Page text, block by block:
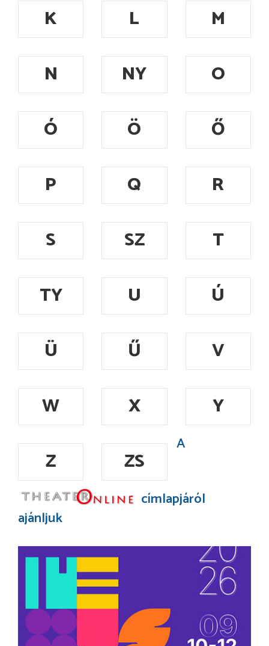
K L
M
N
NY
O
Ó
Ö
Ő
P
Q
R
S
SZ
T
TY
U
Ú
Ü
Ű
V
W
X
Y
Z
ZS
A
címlapjáról
ajánljuk